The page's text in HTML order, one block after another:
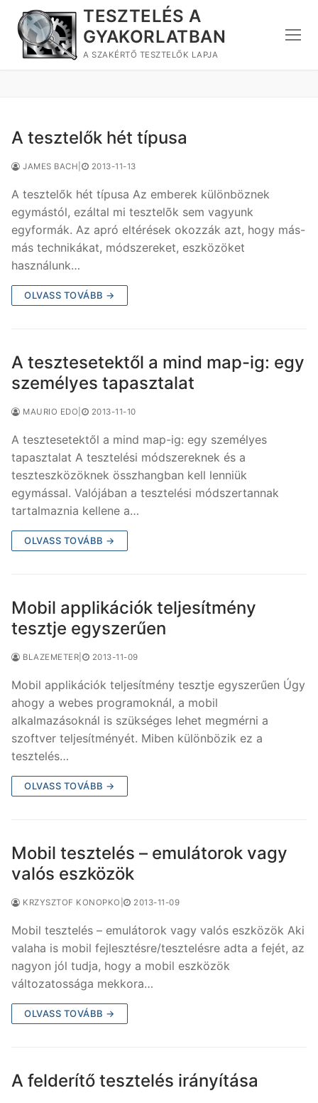
Ugrás
tartalomra
TESZTELÉS A
GYAKORLATBAN
A SZAKÉRTŐ TESZTELŐK LAPJA
A tesztelők hét típusa
JAMES BACH 2013-11-13
A tesztelők hét típusa Az emberek különböznek
egymástól, ezáltal mi tesztelõk sem vagyunk
egyformák. Az apró eltérések okozzák azt, hogy más-
más technikákat, módszereket, eszközöket
használunk…
OLVASS TOVÁBB →
A tesztesetektől a mind map-ig: egy
személyes tapasztalat
MAURIO EDO 2013-11-10
A tesztesetektől a mind map-ig: egy személyes
tapasztalat A tesztelési módszereknek és a
teszteszközöknek összhangban kell lenniük
egymással. Valójában a tesztelési módszertannak
tartalmaznia kellene a…
OLVASS TOVÁBB →
Mobil applikációk teljesítmény
tesztje egyszerűen
BLAZEMETER 2013-11-09
Mobil applikációk teljesítmény tesztje egyszerűen Úgy
ahogy a webes programoknál, a mobil
alkalmazásoknál is szükséges lehet megmérni a
szoftver teljesítményét. Miben különbözik ez a
tesztelés…
OLVASS TOVÁBB →
Mobil tesztelés – emulátorok vagy
valós eszközök
KRZYSZTOF KONOPKO 2013-11-09
Mobil tesztelés – emulátorok vagy valós eszközök Aki
valaha is mobil fejlesztésre/tesztelésre adta a fejét, az
nagyon jól tudja, hogy a mobil eszközök
változatossága mekkora…
OLVASS TOVÁBB →
A felderítő tesztelés irányítása